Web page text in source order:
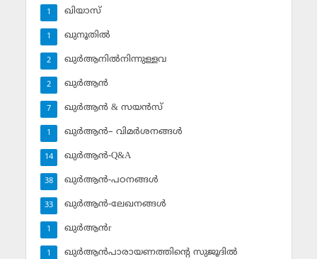
ഖിയാസ്
1
ഖുനൂതില്‍
1
ഖുര്‍ആനില്‍നിന്നുള്ളവ
2
ഖുര്‍ആന്‍
2
ഖുര്‍ആന്‍ & സയന്‍സ്‌
7
ഖുര്‍ആന്‍– വിമര്‍ശനങ്ങള്‍
1
ഖുര്‍ആന്‍-Q&A
14
ഖുര്‍ആന്‍-പഠനങ്ങള്‍
38
ഖുര്‍ആന്‍-ലേഖനങ്ങള്‍
33
ഖുര്‍ആന്‍r
1
ഖുര്‍ആന്‍പാരായണത്തിന്റെ സുജൂദില്‍
1